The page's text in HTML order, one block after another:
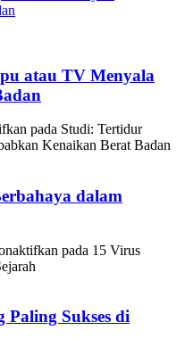
atau TV Menyala
pada Studi: Tertidur
Kenaikan Berat Badan
dalam
pada 15 Virus
Paling Sukses di